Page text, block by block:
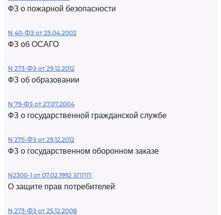
ФЗ о пожарной безопасности
N 40-ФЗ от 25.04.2002
ФЗ об ОСАГО
N 273-ФЗ от 29.12.2012
ФЗ об образовании
N 79-ФЗ от 27.07.2004
ФЗ о государственной гражданской службе
N 275-ФЗ от 29.12.2012
ФЗ о государственном оборонном заказе
N2300-1 от 07.02.1992 ЗППП
О защите прав потребителей
N 273-ФЗ от 25.12.2008